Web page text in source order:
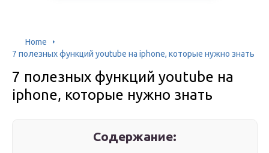
Home
7 полезных функций youtube на iphone, которые нужно знать
7 полезных функций youtube на
iphone, которые нужно знать
Содержание: